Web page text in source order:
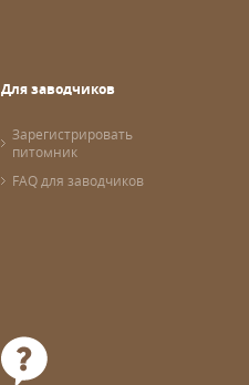
Для заводчиков
Зарегистрировать
питомник
FAQ для заводчиков